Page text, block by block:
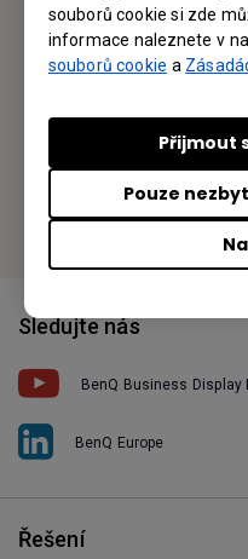
souborů cookie si zde
informace naleznete v
souborů cookie a
Pouze
Přijmout
Altmannsdorfer Strasse 89
Fax: +43-1-60-39-100-199
Najděte svou místní
Sledujte nás
BenQ Business Display
BenQ Europe
Řešení